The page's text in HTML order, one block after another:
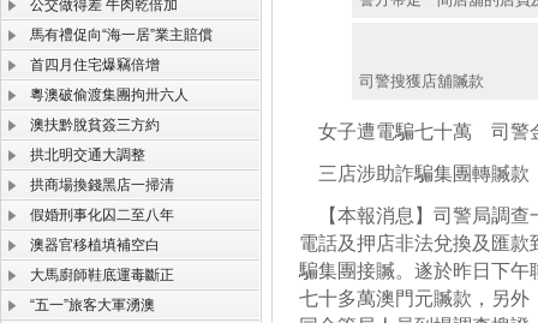
公交做得差 牛肉乾倍加
馬有禮促向“海一居”業主賠償
首四月住宅爆竊倍增
粵澳破偷渡集團拘卅六人
澳扶黔脫貧簽三方約
拱北明交通大調整
拱商場換錢黑店一掃清
假婚刑事化囚二至八年
澳器官移植填補空白
大馬廚師鞋底運毒斷正
“五一”旅客大軍湧澳
司警搜獲店舖贓款
女子遭電騙七十萬 司警
三店涉助詐騙集團轉贓款
【本報消息】司警局調查
電話及押店非法兌換及匯
騙集團接贓。遂於昨日下
七十多萬澳門元贓款，另